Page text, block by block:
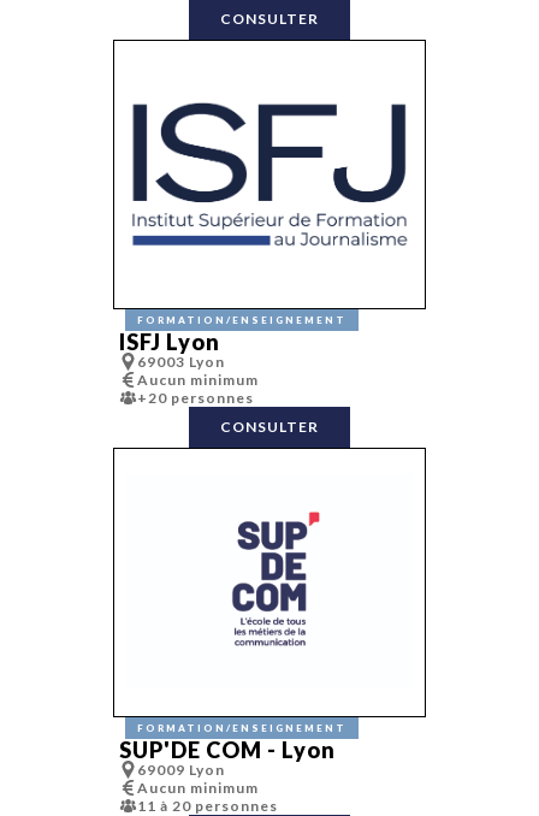
CONSULTER
FORMATION/ENSEIGNEMENT
ISFJ Lyon
69003 Lyon
Aucun minimum
+20 personnes
CONSULTER
FORMATION/ENSEIGNEMENT
SUP'DE COM - Lyon
69009 Lyon
Aucun minimum
11 à 20 personnes